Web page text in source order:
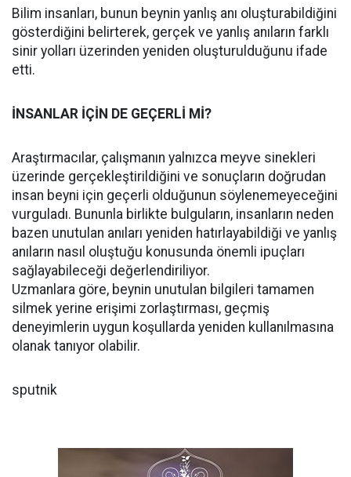
Bilim insanları, bunun beynin yanlış anı oluşturabildiğini
gösterdiğini belirterek, gerçek ve yanlış anıların farklı
sinir yolları üzerinden yeniden oluşturulduğunu ifade
etti.
İNSANLAR İÇİN DE GEÇERLİ Mİ?
Araştırmacılar, çalışmanın yalnızca meyve sinekleri
üzerinde gerçekleştirildiğini ve sonuçların doğrudan
insan beyni için geçerli olduğunun söylenemeyeceğini
vurguladı. Bununla birlikte bulguların, insanların neden
bazen unutulan anıları yeniden hatırlayabildiği ve yanlış
anıların nasıl oluştuğu konusunda önemli ipuçları
sağlayabileceği değerlendiriliyor.
Uzmanlara göre, beynin unutulan bilgileri tamamen
silmek yerine erişimi zorlaştırması, geçmiş
deneyimlerin uygun koşullarda yeniden kullanılmasına
olanak tanıyor olabilir.
sputnik